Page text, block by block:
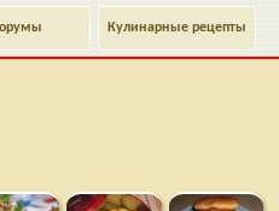
Кулинарные рецепты